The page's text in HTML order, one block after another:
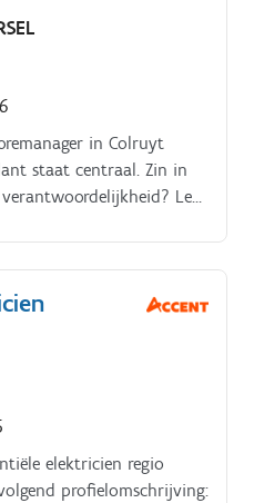
in Colruyt
staat centraal. Zin in
Lees
elektricien regio
profielomschrijving: